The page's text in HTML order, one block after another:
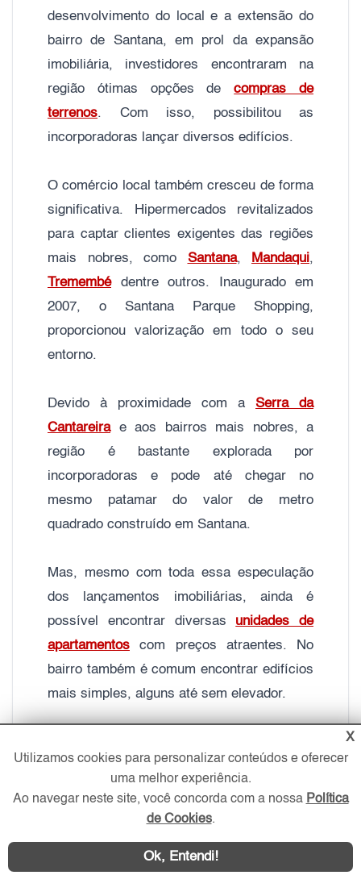
desenvolvimento do local e a extensão do
bairro de Santana, em prol da expansão
imobiliária, investidores encontraram na
região ótimas opções decompras de
terrenos. Com isso, possibilitou as
incorporadoras lançar diversos edifícios.
O comércio local também cresceu de forma
significativa. Hipermercados revitalizados
para captar clientes exigentes das regiões
mais nobres, como Santana, Mandaqui,
Tremembédentre outros. Inaugurado em
2007, o Santana Parque Shopping,
proporcionou valorização em todo o seu
entorno.
Devido à proximidade com a Serra da
Cantareirae aos bairros mais nobres, a
região é bastante explorada por
incorporadoras e pode até chegar no
mesmo patamar do valor de metro
quadrado construído em Santana.
Mas, mesmo com toda essa especulação
dos lançamentos imobiliárias, ainda é
possível encontrar diversas unidades de
apartamentos com preços atraentes. No
bairro também é comum encontrar edifícios
mais simples, alguns até sem elevador.
opção para os novos compradores, pois
além das mudanças recentes no comércio,
a tendência natural nos próximos anos é
valorizar ainda mais o bairro.
X
Utilizamos cookies para personalizar conteúdos e oferecer
uma melhor experiência.
Ao navegar neste site, você concorda com a nossa Política
de Cookies.
Ok, Entendi!